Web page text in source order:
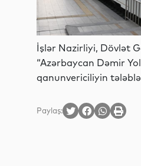
İşlər Nazirliyi, Dövlət
“Azərbaycan Dəmir
qanunvericiliyin
Paylaş: